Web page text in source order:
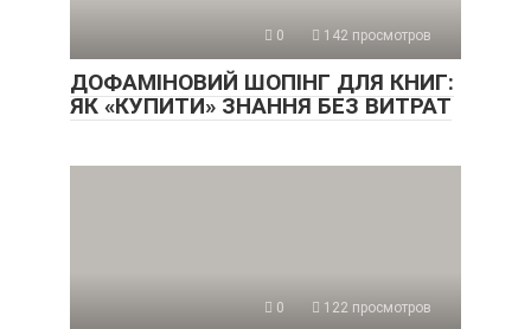
0 142 просмотров
ДОФАМІНОВИЙ ШОПІНГ ДЛЯ КНИГ:
ЯК «КУПИТИ» ЗНАННЯ БЕЗ ВИТРАТ
0 122 просмотров